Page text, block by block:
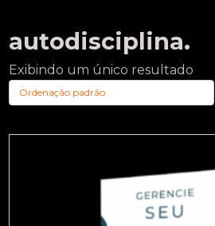
autodisciplina.
Exibindo um único resultado